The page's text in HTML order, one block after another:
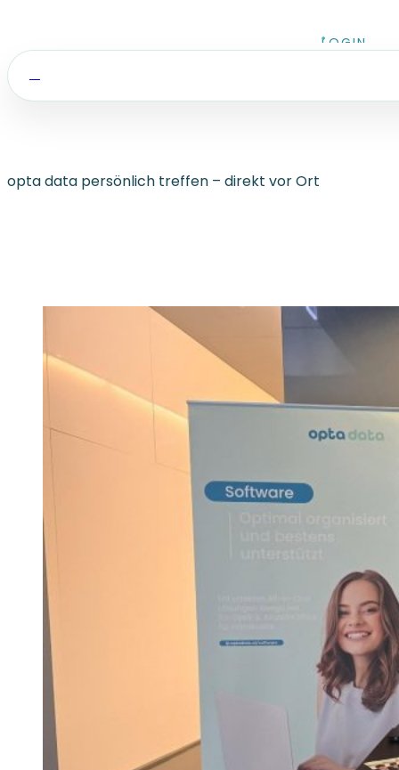
LOGIN
opta data persönlich treffen – direkt vor Ort